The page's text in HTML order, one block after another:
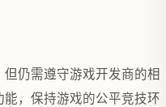
仍需遵守游戏开发商的相
，保持游戏的公平竞技环